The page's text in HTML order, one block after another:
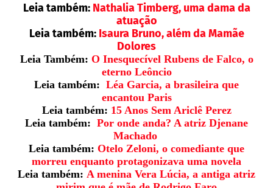
Leia também: Nathalia Timberg, uma dama da
atuação
Leia também:Isaura Bruno, além da Mamãe
Dolores
Leia Também: O Inesquecível Rubens de Falco, o
eterno Leôncio
Leia também: Léa Garcia, a brasileira que
encantou Paris
Leia também: 15 Anos Sem Ariclê Perez
Leia também: Por onde anda? A atriz Djenane
Machado
Leia também: Otelo Zeloni, o comediante que
morreu enquanto protagonizava uma novela
Leia também: A menina Vera Lúcia, a antiga atriz